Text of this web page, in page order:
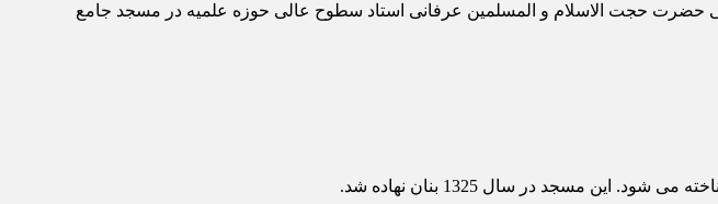
حجت الاسلام و المسلمین عرفانی استاد سطوح عالی حوزه علمیه در مسجد جامع
مسجد در سال 1325 بنان نهاده شد.